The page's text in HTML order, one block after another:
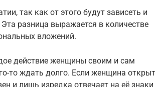
так как от этого будут зависеть и
разница выражается в количестве
вложений.
действие женщины своим и сам
то ждать долго. Если женщина
и лишь изредка отвечает на её знаки